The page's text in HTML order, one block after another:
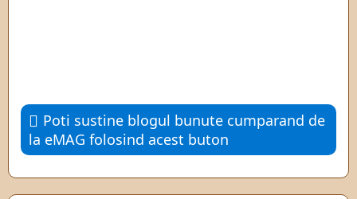
Poti sustine blogul bunute cumparand de
la eMAG folosind acest buton